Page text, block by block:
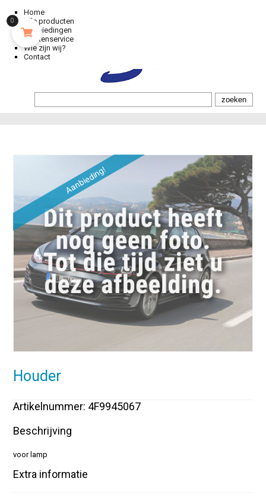
Home
Alle producten
Aanbiedingen
Klantenservice
Wie zijn wij?
Contact
Aanbieding!
Houder
Artikelnummer: 4F9945067
Beschrijving
voor lamp
Extra informatie
0